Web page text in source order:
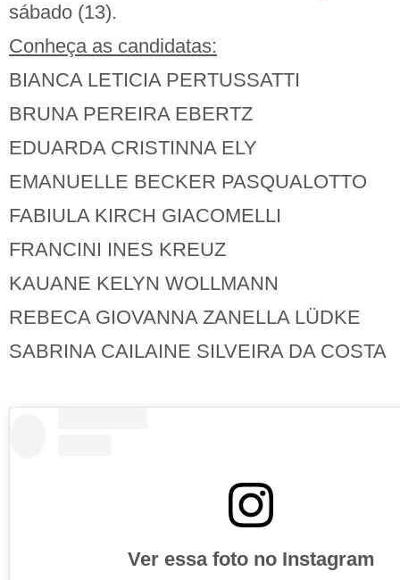
sábado (13).
Conheça as candidatas:
BIANCA LETICIA PERTUSSATTI
BRUNA PEREIRA EBERTZ
EDUARDA CRISTINNA ELY
EMANUELLE BECKER PASQUALOTTO
FABIULA KIRCH GIACOMELLI
FRANCINI INES KREUZ
KAUANE KELYN WOLLMANN
REBECA GIOVANNA ZANELLA LÜDKE
SABRINA CAILAINE SILVEIRA DA COSTA
Ver essa foto no Instagram